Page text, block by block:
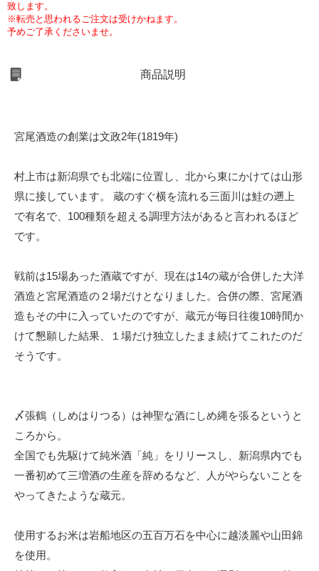
致します。
※転売と思われるご注文は受けかねます。
予めご了承くださいませ。
商品説明
宮尾酒造の創業は文政2年(1819年)
村上市は新潟県でも北端に位置し、北から東にかけては山形
県に接しています。 蔵のすぐ横を流れる三面川は鮭の遡上
で有名で、100種類を超える調理方法があると言われるほど
です。
戦前は15場あった酒蔵ですが、現在は14の蔵が合併した大洋
酒造と宮尾酒造の２場だけとなりました。合併の際、宮尾酒
造もその中に入っていたのですが、蔵元が毎日往復10時間か
けて懇願した結果、１場だけ独立したまま続けてこれたのだ
そうです。
〆張鶴（しめはりつる）は神聖な酒にしめ縄を張るというと
ころから。
全国でも先駆けて純米酒「純」をリリースし、新潟県内でも
一番初めて三増酒の生産を辞めるなど、人がやらないことを
やってきたような蔵元。
使用するお米は岩船地区の五百万石を中心に越淡麗や山田錦
を使用。